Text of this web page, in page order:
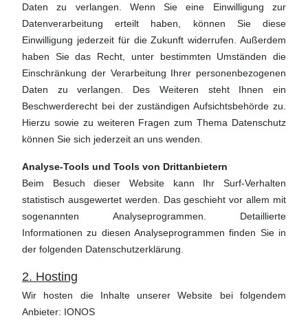
Daten zu verlangen. Wenn Sie eine Einwilligung zur
Datenverarbeitung erteilt haben, können Sie diese
Einwilligung jederzeit für die Zukunft widerrufen. Außerdem
haben Sie das Recht, unter bestimmten Umständen die
Einschränkung der Verarbeitung Ihrer personenbezogenen
Daten zu verlangen. Des Weiteren steht Ihnen ein
Beschwerderecht bei der zuständigen Aufsichtsbehörde zu.
Hierzu sowie zu weiteren Fragen zum Thema Datenschutz
können Sie sich jederzeit an uns wenden.
Analyse-Tools und Tools von Drittanbietern
Beim Besuch dieser Website kann Ihr Surf-Verhalten
statistisch ausgewertet werden. Das geschieht vor allem mit
sogenannten Analyseprogrammen. Detaillierte
Informationen zu diesen Analyseprogrammen finden Sie in
der folgenden Datenschutzerklärung.
2. Hosting
Wir hosten die Inhalte unserer Website bei folgendem
Anbieter: IONOS